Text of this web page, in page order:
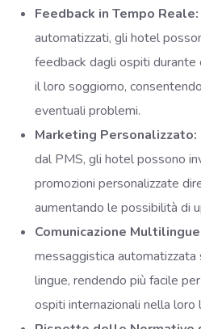
Feedback in Tempo Reale:
automatizzati, gli hotel
feedback dagli ospiti
il loro soggiorno,
eventuali problemi.
Marketing Personalizzato:
dal PMS, gli hotel possono
promozioni personalizzate
aumentando le possibilità di
Comunicazione
messaggistica
lingue, rendendo più facile
ospiti internazionali nella loro